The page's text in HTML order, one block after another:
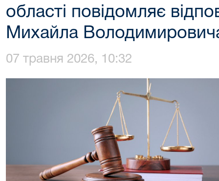
області повідомляє
Михайла
07 травня 2026, 10:32